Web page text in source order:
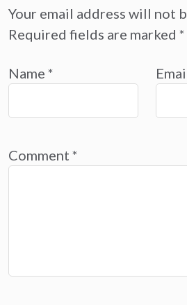
Your email address will not
Required fields are marked *
Name *
Comment *